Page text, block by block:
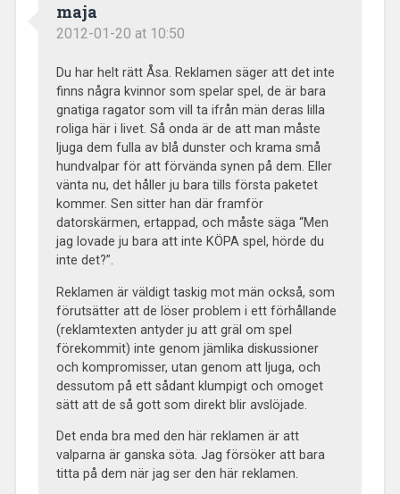
maja
2012-01-20 at 10:50
Du har helt rätt Åsa. Reklamen säger att det inte
finns några kvinnor som spelar spel, de är bara
gnatiga ragator som vill ta ifrån män deras lilla
roliga här i livet. Så onda är de att man måste
ljuga dem fulla av blå dunster och krama små
hundvalpar för att förvända synen på dem. Eller
vänta nu, det håller ju bara tills första paketet
kommer. Sen sitter han där framför
datorskärmen, ertappad, och måste säga “Men
jag lovade ju bara att inte KÖPA spel, hörde du
inte det?”.
Reklamen är väldigt taskig mot män också, som
förutsätter att de löser problem i ett förhållande
(reklamtexten antyder ju att gräl om spel
förekommit) inte genom jämlika diskussioner
och kompromisser, utan genom att ljuga, och
dessutom på ett sådant klumpigt och omoget
sätt att de så gott som direkt blir avslöjade.
Det enda bra med den här reklamen är att
valparna är ganska söta. Jag försöker att bara
titta på dem när jag ser den här reklamen.